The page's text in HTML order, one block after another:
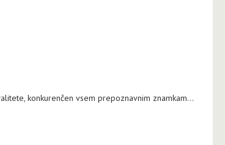
konkurenčen vsem prepoznavnim znamkam...